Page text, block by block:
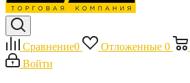
Сравнение0 Отложенные 0
Войти